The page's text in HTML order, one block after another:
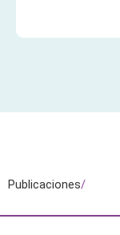
Publicaciones/